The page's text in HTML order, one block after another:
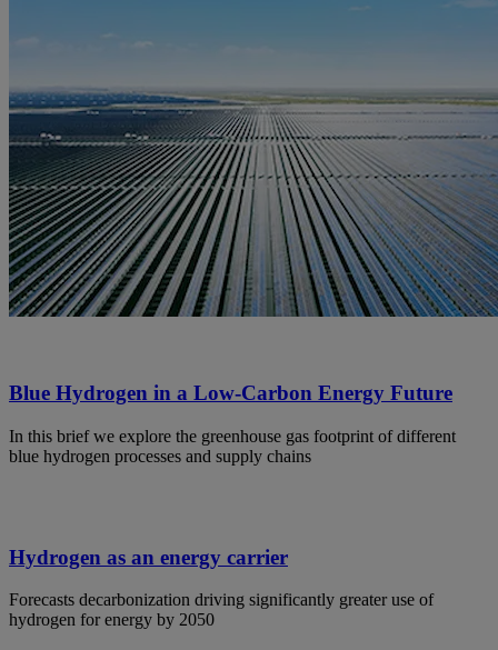
Blue Hydrogen in a Low-Carbon Energy Future
In this brief we explore the greenhouse gas footprint of different
blue hydrogen processes and supply chains
Hydrogen as an energy carrier
Forecasts decarbonization driving significantly greater use of
hydrogen for energy by 2050